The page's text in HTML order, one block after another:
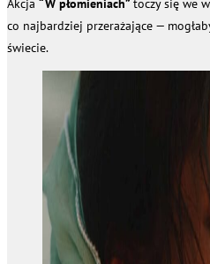
co najbardziej przerażające —
świecie.